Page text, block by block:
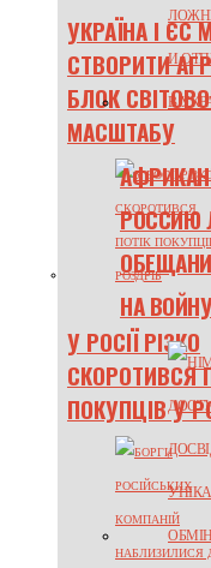
УКРАЇНА І ЄС
СТВОРИТИ
БЛОК
МАСШТАБУ
У РОСІЇ РІЗКО
СКОРОТИВСЯ
ПОКУПЦІВ У
РОССИЮ
НА